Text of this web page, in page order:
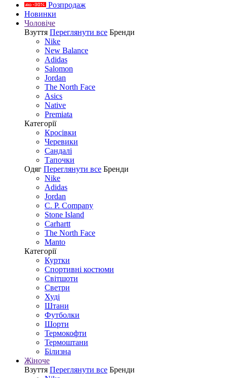
Розпродаж
Новинки
Чоловіче
Взуття Переглянути все Бренди
Nike
New Balance
Adidas
Salomon
Jordan
The North Face
Asics
Native
Premiata
Категорії
Кросівки
Черевики
Сандалі
Tапочки
Одяг Переглянути все Бренди
Nike
Adidas
Jordan
C. P. Company
Stone Island
Carhartt
The North Face
Manto
Категорії
Куртки
Спортивні костюми
Світшоти
Светри
Худі
Штани
Футболки
Шорти
Термокофти
Термоштани
Білизна
Жіноче
Взуття Переглянути все Бренди